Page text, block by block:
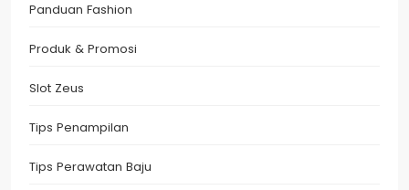
Panduan Fashion
Produk & Promosi
Slot Zeus
Tips Penampilan
Tips Perawatan Baju